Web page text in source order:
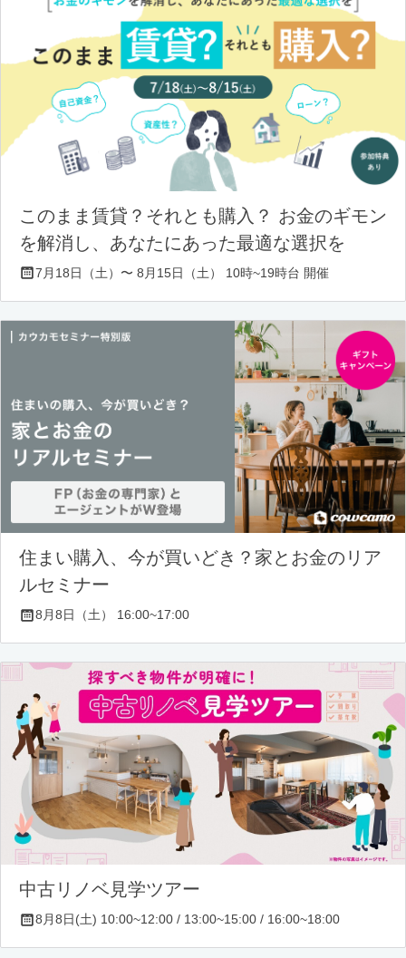
このまま賃貸？それとも購入？ お金のギモン
を解消し、あなたにあった最適な選択を
7月18日（土）〜 8月15日（土） 10時~19時台 開催
住まい購入、今が買いどき？家とお金のリア
ルセミナー
8月8日（土） 16:00~17:00
中古リノベ見学ツアー
8月8日(土) 10:00~12:00 / 13:00~15:00 / 16:00~18:00